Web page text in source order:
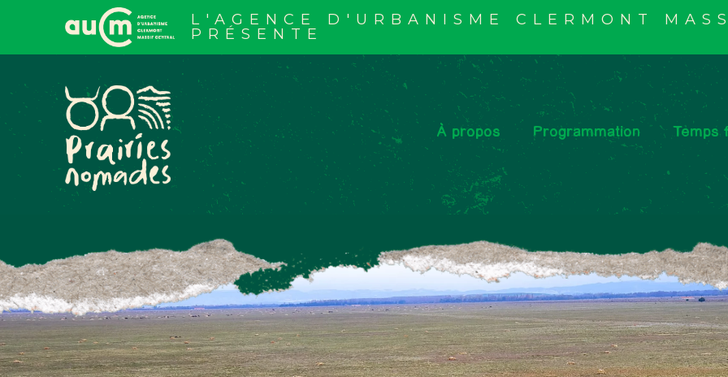
L'AGENCE D'URBANISME CLERMONT
PRÉSENTE
À propos Programmation Temps